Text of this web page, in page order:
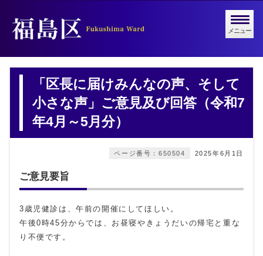
メニュー
「区長に届けみんなの声、そして
小さな声」ご意見及び回答（令和7
年4月～5月分）
2025年6月1日
ページ番号：650504
ご意見要旨
3歳児健診は、午前の開催にしてほしい。
午後0時45分からでは、お昼寝やきょうだいの帰宅と重な
り不便です。